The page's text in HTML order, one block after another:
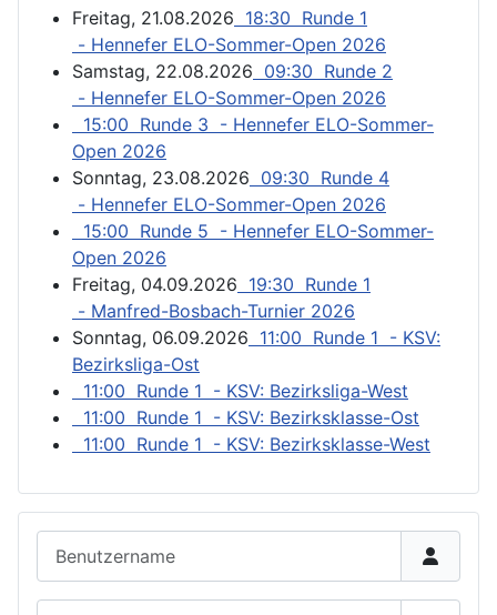
Freitag, 21.08.2026 18:30 Runde 1
- Hennefer ELO-Sommer-Open 2026
Samstag, 22.08.2026 09:30 Runde 2
- Hennefer ELO-Sommer-Open 2026
15:00 Runde 3 - Hennefer ELO-Sommer-
Open 2026
Sonntag, 23.08.2026 09:30 Runde 4
- Hennefer ELO-Sommer-Open 2026
15:00 Runde 5 - Hennefer ELO-Sommer-
Open 2026
Freitag, 04.09.2026 19:30 Runde 1
- Manfred-Bosbach-Turnier 2026
Sonntag, 06.09.2026 11:00 Runde 1 - KSV:
Bezirksliga-Ost
11:00 Runde 1 - KSV: Bezirksliga-West
11:00 Runde 1 - KSV: Bezirksklasse-Ost
11:00 Runde 1 - KSV: Bezirksklasse-West